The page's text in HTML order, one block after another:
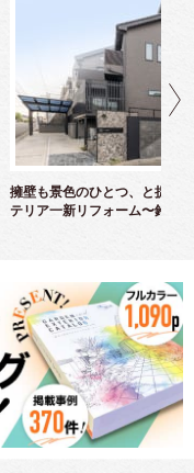
擁壁も景色のひとつ、と捉え
テリア一新リフォーム〜鈴木